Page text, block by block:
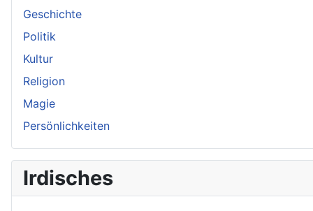
Geschichte
Politik
Kultur
Religion
Magie
Persönlichkeiten
Irdisches